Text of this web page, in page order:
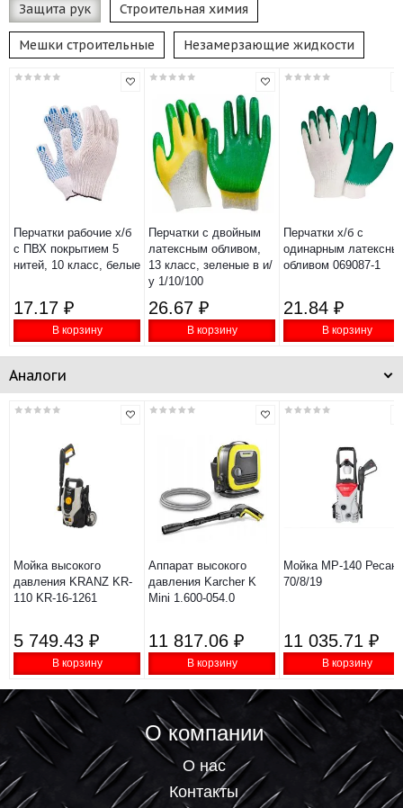
Защита рук Строительная химия
Мешки строительные Незамерзающие жидкости
Перчатки рабочие х/б
с ПВХ покрытием 5
нитей, 10 класс, белые
17.17 ₽
В корзину
Перчатки с двойным
латексным обливом,
13 класс, зеленые в и/
у 1/10/100
26.67 ₽
В корзину
Перчатки х/б с
одинарным
обливом 069087-1
21.84 ₽
В корзину
Аналоги
Мойка высокого
давления KRANZ KR-
110 KR-16-1261
5 749.43 ₽
В корзину
Аппарат высокого
давления Karcher K
Mini 1.600-054.0
11 817.06 ₽
В корзину
Мойка МР-140
70/8/19
11 035.71 ₽
В корзину
О компании
О нас
Контакты